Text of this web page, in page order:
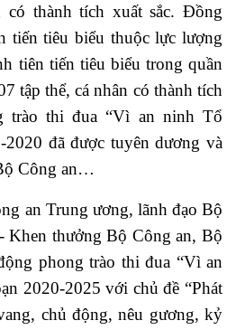
có thành tích xuất sắc. Đồng
tiến tiêu biểu thuộc lực lượng
tiên tiến tiêu biểu trong quần
tập thể, cá nhân có thành tích
trào thi đua “Vì an ninh Tổ
2020 đã được tuyên dương và
Công an…
an Trung ương, lãnh đạo Bộ
Khen thưởng Bộ Công an, Bộ
phong trào thi đua “Vì an
2020-2025 với chủ đề “Phát
chủ động, nêu gương, kỷ